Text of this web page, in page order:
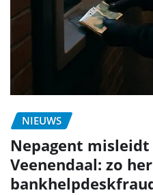
NIEUWS
Nepagent
Veenendaal: zo